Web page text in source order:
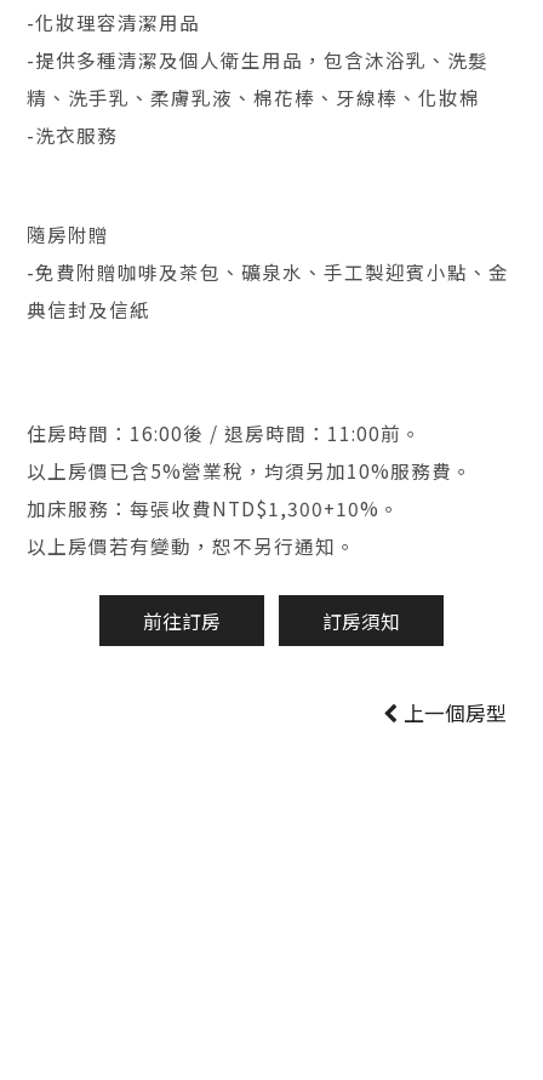
-化妝理容清潔用品
-提供多種清潔及個人衛生用品，包含沐浴乳、洗髮
精、洗手乳、柔膚乳液、棉花棒、牙線棒、化妝棉
-洗衣服務
隨房附贈
-免費附贈咖啡及茶包、礦泉水、手工製迎賓小點、金
典信封及信紙
住房時間：16:00後 / 退房時間：11:00前。
以上房價已含5%營業稅，均須另加10%服務費。
加床服務：每張收費NTD$1,300+10%。
以上房價若有變動，恕不另行通知。
前往訂房 訂房須知
上一個房型